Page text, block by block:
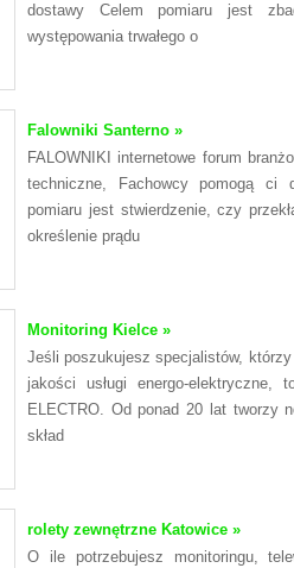
dostawy Celem pomiaru jest
występowania trwałego o
Falowniki Santerno »
FALOWNIKI internetowe forum
techniczne, Fachowcy pomogą ci
pomiaru jest stwierdzenie, czy
określenie prądu
Monitoring Kielce »
Jeśli poszukujesz specjalistów,
jakości usługi energo-elektryczne,
ELECTRO. Od ponad 20 lat tworzy
skład
rolety zewnętrzne Katowice »
O ile potrzebujesz monitoringu,